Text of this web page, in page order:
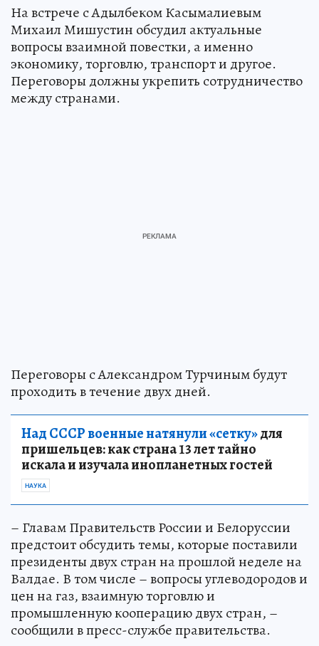
На встрече с Адылбеком Касымалиевым
Михаил Мишустин обсудил актуальные
вопросы взаимной повестки, а именно
экономику, торговлю, транспорт и другое.
Переговоры должны укрепить сотрудничество
между странами.
Переговоры с Александром Турчиным будут
проходить в течение двух дней.
Над СССР военные натянули «сетку»для
пришельцев: как страна 13 лет тайно
искала и изучала инопланетных гостей
НАУКА
– Главам Правительств России и Белоруссии
предстоит обсудить темы, которые поставили
президенты двух стран на прошлой неделе на
Валдае. В том числе – вопросы углеводородов и
цен на газ, взаимную торговлю и
промышленную кооперацию двух стран, –
сообщили в пресс-службе правительства.